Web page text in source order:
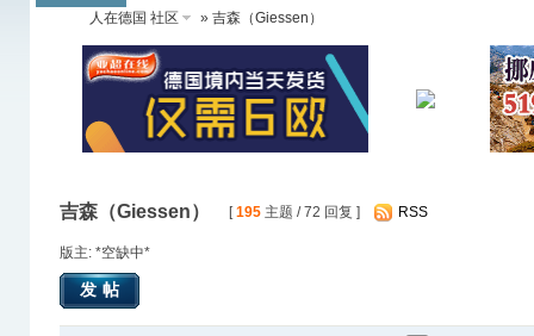
人在德国 社区
» 吉森（Giessen）
吉森（Giessen） [195 主题 / 72 回复 ] RSS
版主: *空缺中*
发帖